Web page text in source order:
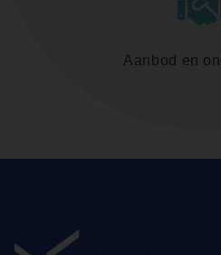
Aanbod en